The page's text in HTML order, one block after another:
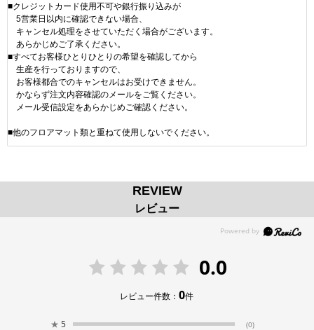
■クレジットカード使用不可や銀行振り込みが
5営業日以内に確認できない場合、
キャンセル処理をさせていただく場合がございます。
あらかじめご了承ください。
■すべてお客様ひとりひとりの希望を確認してから
生産を行っておりますので、
お客様都合でのキャンセルはお受けできません。
かならず注文内容確認のメールをご覧ください。
メール受信設定をあらかじめご確認ください。
■他のフロアマット類と重ねて使用しないでください。
REVIEW
レビュー
0.0
レビュー件数：0件
★ 5 (0)